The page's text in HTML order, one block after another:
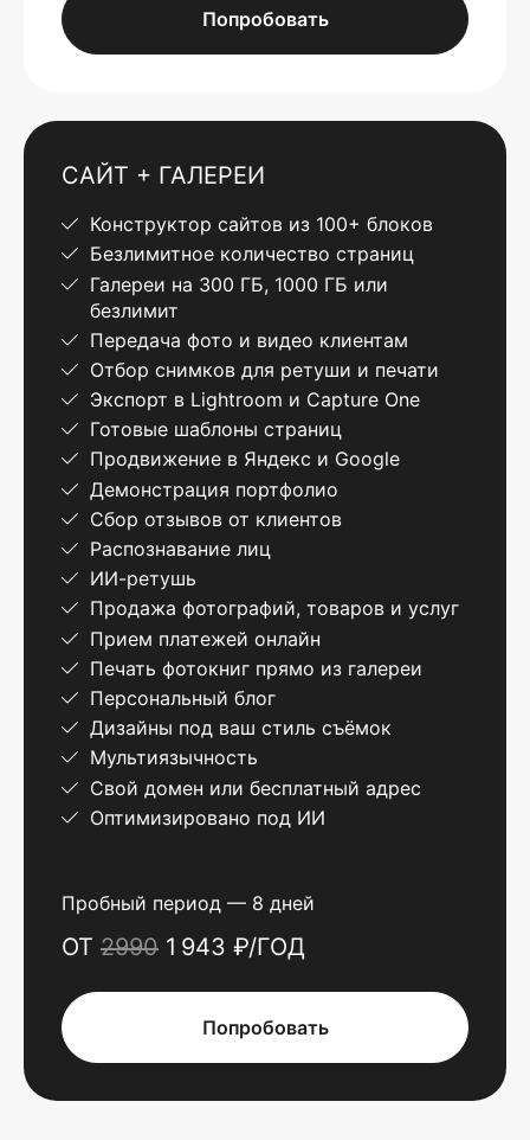
Попробовать
САЙТ + ГАЛЕРЕИ
Конструктор сайтов из 100+ блоков
Безлимитное количество страниц
Галереи на 300 ГБ, 1000 ГБ или
безлимит
Передача фото и видео клиентам
Отбор снимков для ретуши и печати
Экспорт в Lightroom и Capture One
Готовые шаблоны страниц
Продвижение в Яндекс и Google
Демонстрация портфолио
Сбор отзывов от клиентов
Распознавание лиц
ИИ-ретушь
Продажа фотографий, товаров и услуг
Прием платежей онлайн
Печать фотокниг прямо из галереи
Персональный блог
Дизайны под ваш стиль съёмок
Мультиязычность
Свой домен или бесплатный адрес
Оптимизировано под ИИ
Пробный период — 8 дней
ОТ 2990 1 943 ₽/ГОД
Попробовать